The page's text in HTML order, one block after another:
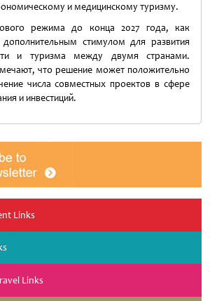
и медицинскому туризму.
режима до конца 2027 года, как
дополнительным стимулом для развития
и туризма между двумя странами.
что решение может положительно
числа совместных проектов в сфере
и инвестиций.
Links
Links